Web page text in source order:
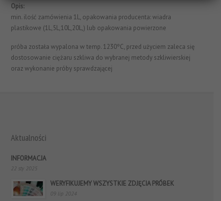
Opis:
min. ilość zamówienia 1L, opakowania producenta: wiadra
plastikowe (1L,5L,10L,20L,) lub opakowania powierzone
próba została wypalona w temp. 1230ºC, przed użyciem zaleca się
dostosowanie ciężaru szkliwa do wybranej metody szkliwierskiej
oraz wykonanie próby sprawdzającej
Aktualności
INFORMACJA
22 sty 2025
WERYFIKUJEMY WSZYSTKIE ZDJĘCIA PRÓBEK
09 lip 2024